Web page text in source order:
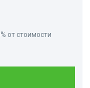
от стоимости